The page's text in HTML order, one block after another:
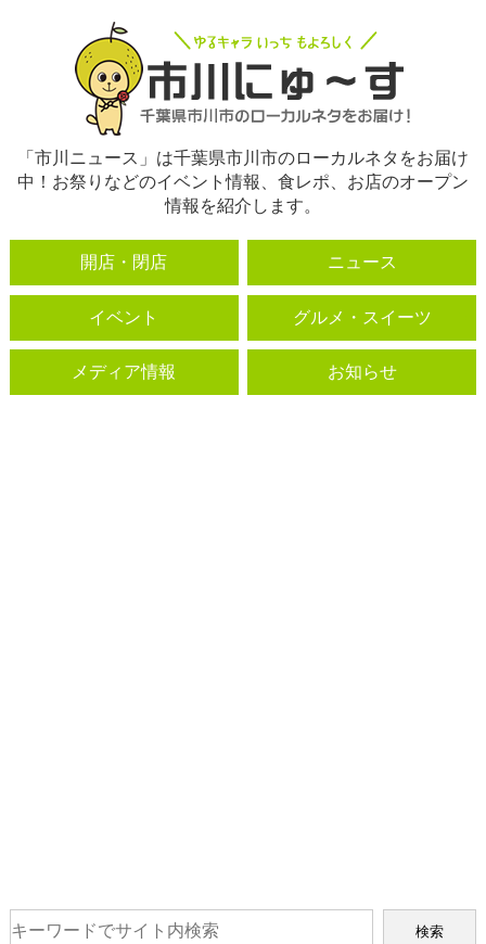
「市川ニュース」は千葉県市川市のローカルネタをお届け
中！お祭りなどのイベント情報、食レポ、お店のオープン
情報を紹介します。
開店・閉店 ニュース
イベント グルメ・スイーツ
メディア情報 お知らせ